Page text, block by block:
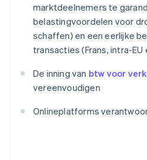
marktdeelnemers te
belastingvoordelen voor
schaffen) en een eerlijke
transacties (Frans, intra-
De inning van btw voor
vereenvoudigen
Onlineplatforms